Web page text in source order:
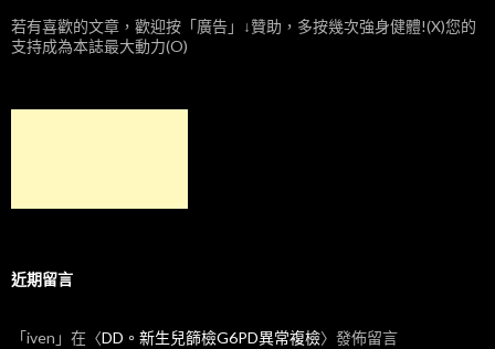
若有喜歡的文章，歡迎按「廣告」↓贊助，多按幾次強身健體!(X)您的
支持成為本誌最大動力(O)
近期留言
「iven 」在〈DD。新生兒篩檢G6PD異常複檢〉發佈留言